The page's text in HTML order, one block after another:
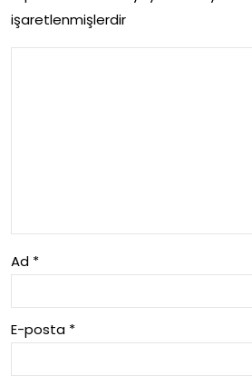
Sec
işaretlenmişlerdir
Ad *
E-posta *